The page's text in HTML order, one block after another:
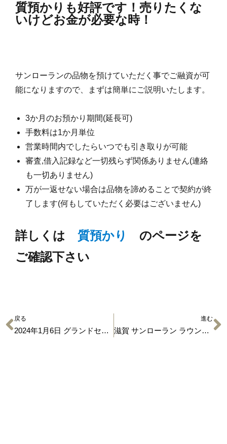
質預かりも好評です！売りたくな
いけどお金が必要な時！
サンローランの品物を預けていただく事でご融資が可
能になりますので、まずは簡単にご説明いたします。
3か月のお預かり期間(延長可)
手数料は1か月単位
営業時間内でしたらいつでも引き取りが可能
審査,借入記録など一切残らず関係ありません(連絡
も一切ありません)
万が一返せない場合は品物を諦めることで契約が終
了します(何もしていただく必要はございません)
詳しくは 質預かり
のページを
ご確認下さい
戻る
2024年1月6日 グランドセイコー SBGV025 買取品のご紹介です
進む
滋賀 サンローラン ラウンド財布 買取実績公開中